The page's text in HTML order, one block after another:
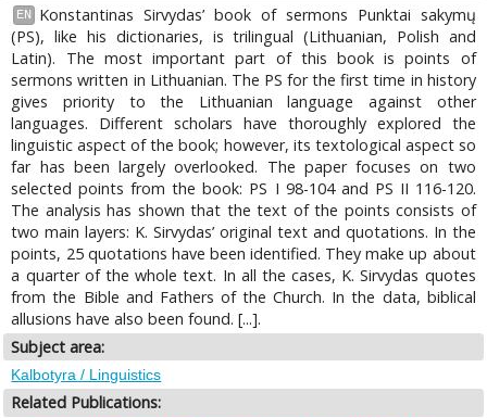
EN
Konstantinas Sirvydas’ book of sermons Punktai sakymų
(PS), like his dictionaries, is trilingual (Lithuanian, Polish and
Latin). The most important part of this book is points of
sermons written in Lithuanian. The PS for the first time in history
gives priority to the Lithuanian language against other
languages. Different scholars have thoroughly explored the
linguistic aspect of the book; however, its textological aspect so
far has been largely overlooked. The paper focuses on two
selected points from the book: PS I 98-104 and PS II 116-120.
The analysis has shown that the text of the points consists of
two main layers: K. Sirvydas’ original text and quotations. In the
points, 25 quotations have been identified. They make up about
a quarter of the whole text. In all the cases, K. Sirvydas quotes
from the Bible and Fathers of the Church. In the data, biblical
allusions have also been found. [...].
Subject area:
Kalbotyra / Linguistics
Related Publications: